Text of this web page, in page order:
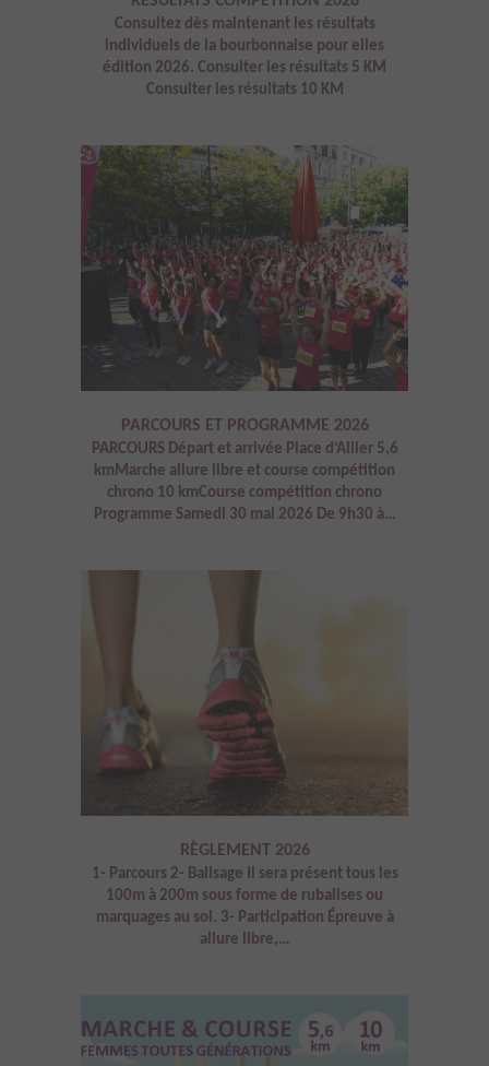
Consultez dès maintenant les résultats
individuels de la bourbonnaise pour elles
édition 2026. Consulter les résultats 5 KM
Consulter les résultats 10 KM
PARCOURS ET PROGRAMME 2026
PARCOURS Départ et arrivée Place d’Allier 5,6
kmMarche allure libre et course compétition
chrono 10 kmCourse compétition chrono
Programme Samedi 30 mai 2026 De 9h30 à…
RÈGLEMENT 2026
1- Parcours 2- Balisage Il sera présent tous les
100m à 200m sous forme de rubalises ou
marquages au sol. 3- Participation Épreuve à
allure libre,…